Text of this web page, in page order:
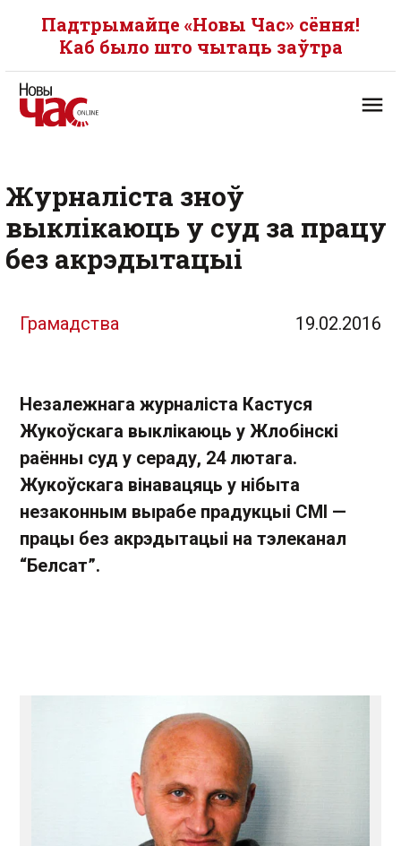
Падтрымайце «Новы Час» сёння!
Каб было што чытаць заўтра
Журналіста зноў
выклікаюць у суд за працу
без акрэдытацыі
Грамадства 19.02.2016
Незалежнага журналіста Кастуся
Жукоўскага выклікаюць у Жлобінскі
раённы суд у сераду, 24 лютага.
Жукоўскага вінавацяць у нібыта
незаконным вырабе прадукцыі СМІ —
працы без акрэдытацыі на тэлеканал
“Белсат”.